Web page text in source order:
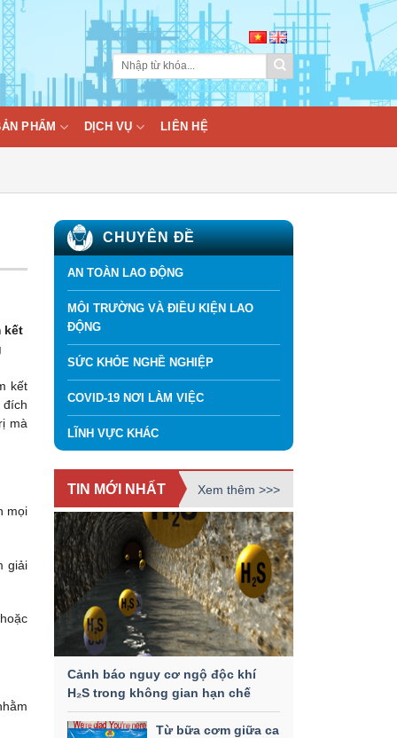
PHẨM DỊCH VỤ LIÊN HỆ
kết
kết
mà
mọi
giải
CHUYÊN ĐỀ
AN TOÀN LAO ĐỘNG
MÔI TRƯỜNG VÀ ĐIỀU KIỆN LAO
ĐỘNG
SỨC KHỎE NGHỀ NGHIỆP
COVID-19 NƠI LÀM VIỆC
LĨNH VỰC KHÁC
TIN MỚI NHẤT Xem thêm >>>
Cảnh báo nguy cơ ngộ độc khí
H₂S trong không gian hạn chế
Từ bữa cơm giữa ca